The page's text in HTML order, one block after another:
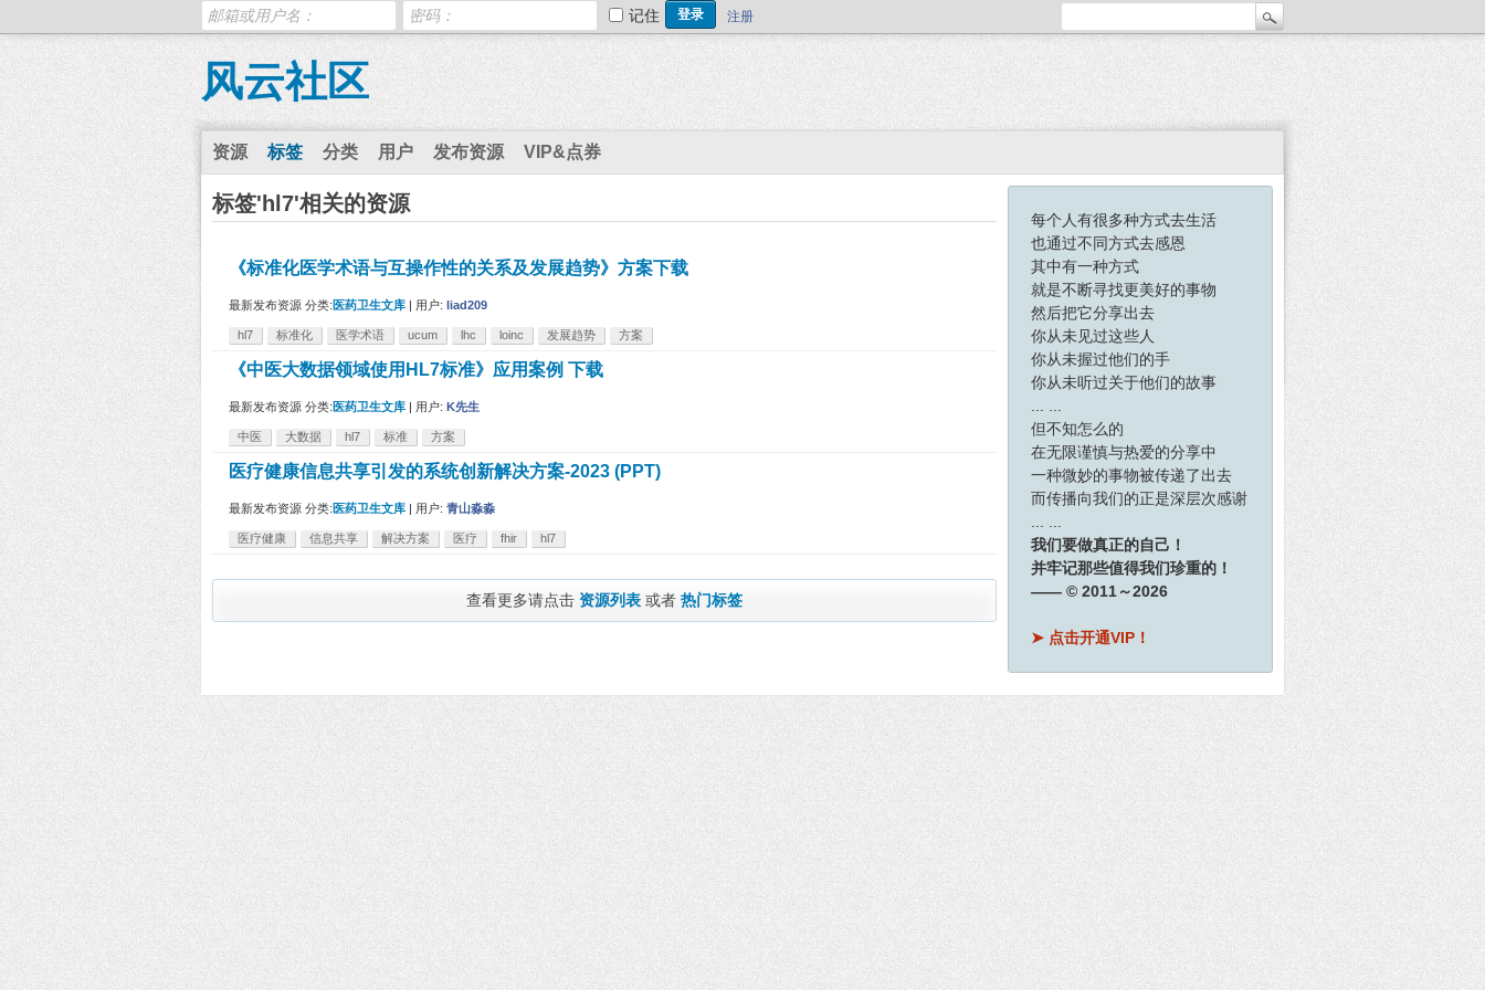
记住 注册
风云社区
资源 标签 分类 用户 发布资源 VIP&点券
每个人有很多种方式去生活
也通过不同方式去感恩
其中有一种方式
就是不断寻找更美好的事物
然后把它分享出去
你从未见过这些人
你从未握过他们的手
你从未听过关于他们的故事
但不知怎么的
在无限谨慎与热爱的分享中
一种微妙的事物被传递了出去
而传播向我们的正是深层次感谢
我们要做真正的自己！
并牢记那些值得我们珍重的！
—— © 2011～2026
➤ 点击开通VIP！
标签'hl7'相关的资源
《标准化医学术语与互操作性的关系及发展趋势》方案下载
最新发布资源 分类: 医药卫生文库 用户: liad209
hl7 标准化 医学术语 ucum lhc loinc 发展趋势 方案
《中医大数据领域使用HL7标准》应用案例 下载
最新发布资源 分类: 医药卫生文库 用户: K先生
中医 大数据 hl7 标准 方案
医疗健康信息共享引发的系统创新解决方案-2023 (PPT)
最新发布资源 分类: 医药卫生文库 用户: 青山淼淼
医疗健康 信息共享 解决方案 医疗 fhir hl7
查看更多请点击 资源列表 或者 热门标签